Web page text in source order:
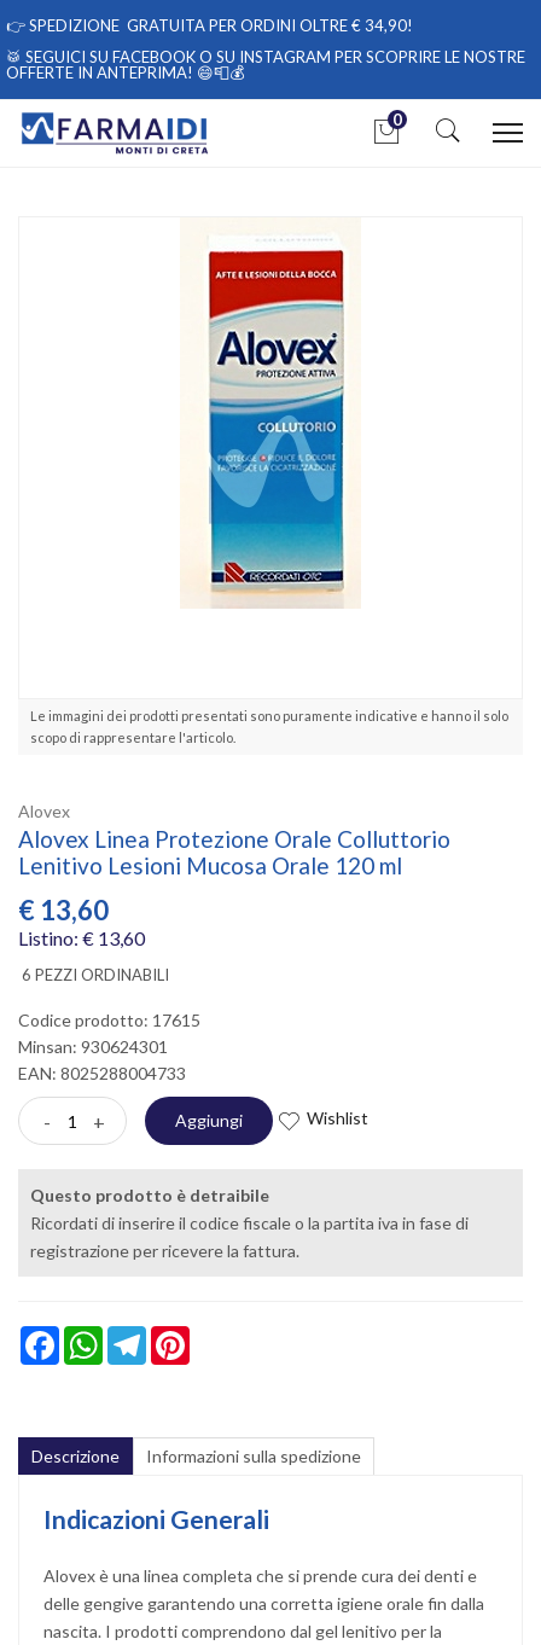
👉SPEDIZIONE GRATUITA PER ORDINI OLTRE € 34,90!
🥁 SEGUICI SU FACEBOOKO SU INSTAGRAM PER SCOPRIRE LE NOSTRE
OFFERTE IN ANTEPRIMA! 😄📮💰
0
Mucosa Orale 120 ml
Le immagini dei prodotti presentati sono puramente indicative e hanno il solo
scopo di rappresentare l'articolo.
Alovex
Alovex Linea Protezione Orale Colluttorio
Lenitivo Lesioni Mucosa Orale 120 ml
€ 13,60
Listino: € 13,60
6 PEZZI ORDINABILI
Codice prodotto: 17615
Minsan: 930624301
EAN: 8025288004733
- + Aggiungi Wishlist
Questo prodotto è detraibile
Ricordati di inserire il codice fiscale o la partita iva in fase di
registrazione per ricevere la fattura.
FacebookWhatsAppTelegram
Descrizione Informazioni sulla spedizione
Indicazioni Generali
Alovex è una linea completa che si prende cura dei denti e
delle gengive garantendo una corretta igiene orale fin dalla
nascita. I prodotti comprendono dal gel lenitivo per la